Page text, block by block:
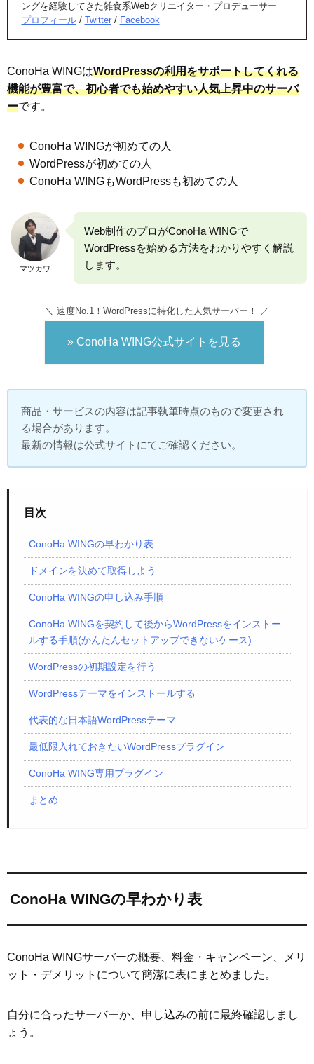
ングを経験してきた雑食系Webクリエイター・プロデューサー
プロフィール/ Twitter/ Facebook
ConoHa WINGはWordPressの利用をサポートしてくれる
機能が豊富で、初心者でも始めやすい人気上昇中のサーバ
ーです。
ConoHa WINGが初めての人
WordPressが初めての人
ConoHa WINGもWordPressも初めての人
マツカワ
Web制作のプロがConoHa WINGで
WordPressを始める方法をわかりやすく解説
します。
＼ 速度No.1！WordPressに特化した人気サーバー！ ／
» ConoHa WING公式サイトを見る
商品・サービスの内容は記事執筆時点のもので変更され
る場合があります。
最新の情報は公式サイトにてご確認ください。
目次
ConoHa WINGの早わかり表
ドメインを決めて取得しよう
ConoHa WINGの申し込み手順
ConoHa WINGを契約して後からWordPressをインストー
ルする手順(かんたんセットアップできないケース)
WordPressの初期設定を行う
WordPressテーマをインストールする
代表的な日本語WordPressテーマ
最低限入れておきたいWordPressプラグイン
ConoHa WING専用プラグイン
まとめ
ConoHa WINGの早わかり表
ConoHa WINGサーバーの概要、料金・キャンペーン、メリ
ット・デメリットについて簡潔に表にまとめました。
自分に合ったサーバーか、申し込みの前に最終確認しまし
ょう。